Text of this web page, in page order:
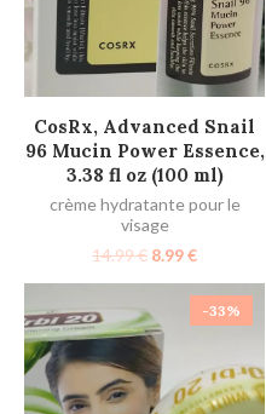
AJOUTER AU PANIER
CosRx, Advanced Snail
96 Mucin Power Essence,
3.38 fl oz (100 ml)
crème hydratante pour le
visage
14.99€ 8.99€
-33%